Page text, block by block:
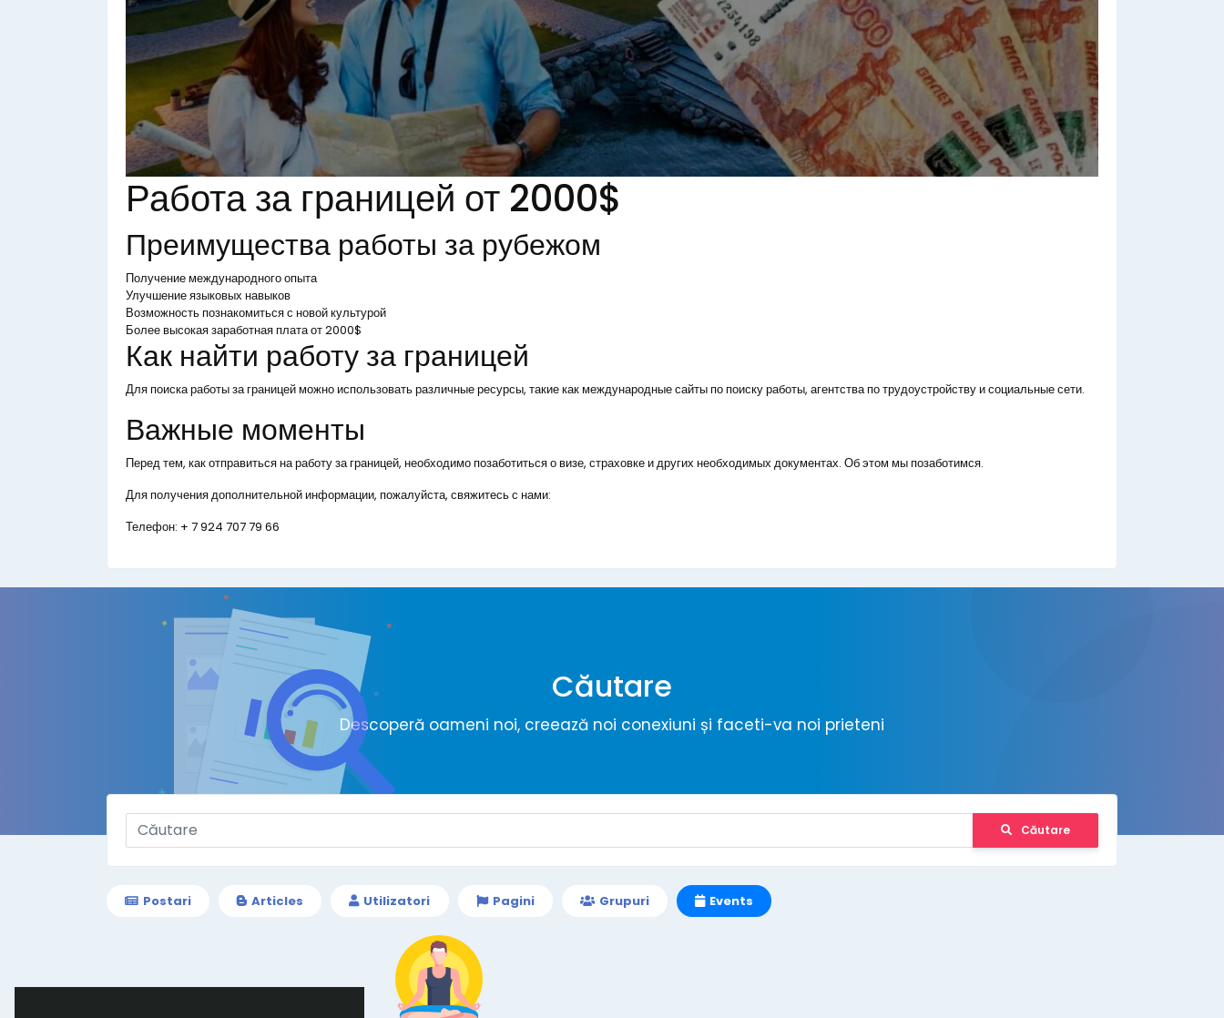
Работа за границей от 2000$
Преимущества работы за рубежом
Получение международного опыта
Улучшение языковых навыков
Возможность познакомиться с новой культурой
Более высокая заработная плата от 2000$
Как найти работу за границей
Для поиска работы за границей можно использовать различные ресурсы, такие как международные сайты по поиску работы, агентства по трудоустройству и социальные сети.
Важные моменты
Перед тем, как отправиться на работу за границей, необходимо позаботиться о визе, страховке и других необходимых документах. Об этом мы позаботимся.
Для получения дополнительной информации, пожалуйста, свяжитесь с нами:
Телефон: + 7 924 707 79 66
Căutare
Descoperă oameni noi, creează noi conexiuni și faceti-va noi prieteni
Căutare
Postari Articles Utilizatori Pagini Grupuri Events